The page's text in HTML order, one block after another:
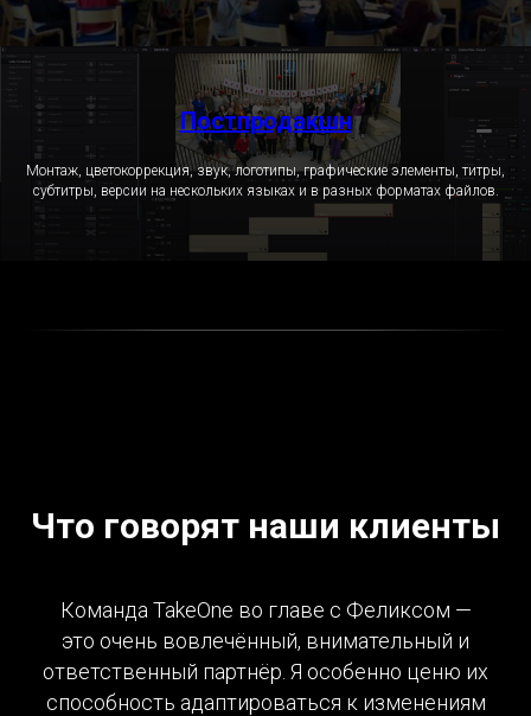
Постпродакшн
Монтаж, цветокоррекция, звук, логотипы, графические элементы, титры,
субтитры, версии на нескольких языках и в разных форматах файлов.
Что говорят наши клиенты
Команда TakeOne во главе с Феликсом —
это очень вовлечённый, внимательный и
ответственный партнёр. Я особенно ценю их
способность адаптироваться к изменениям